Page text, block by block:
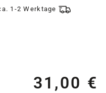
1-2 Werktage
31,00 €